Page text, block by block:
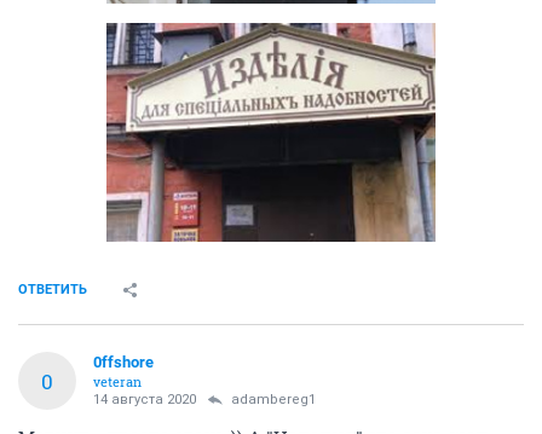
ОТВЕТИТЬ
0
0ffshore
veteran
14 августа 2020 adambereg1